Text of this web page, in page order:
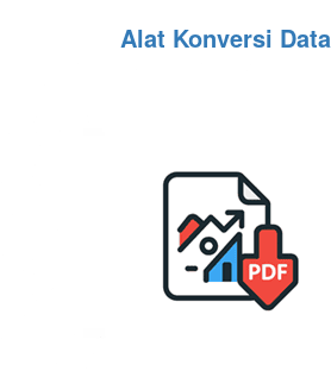
Alat Konversi Data